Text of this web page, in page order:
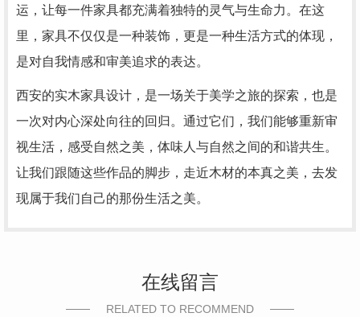
运，让每一件家具都充满着独特的灵气与生命力。在这
里，家具不仅仅是一种装饰，更是一种生活方式的体现，
是对自我情感和审美追求的表达。
西安的实木家具设计，是一场关于美学之旅的探索，也是
一次对内心深处向往的回归。通过它们，我们能够重新审
视生活，感受自然之美，体味人与自然之间的和谐共生。
让我们跟随这些作品的脚步，走近木材的本真之美，去发
现属于我们自己的那份生活之美。
在线留言
RELATED TO RECOMMEND